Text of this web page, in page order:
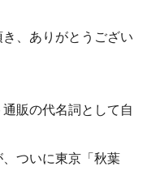
、ありがとうござい
販の代名詞として自
ついに東京「秋葉